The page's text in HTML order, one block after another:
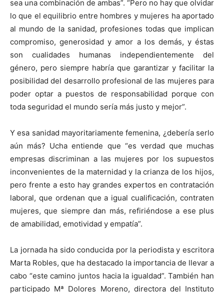
sea una combinación de ambas”. “Pero no hay que olvidar
lo que el equilibrio entre hombres y mujeres ha aportado
al mundo de la sanidad, profesiones todas que implican
compromiso, generosidad y amor a los demás, y éstas
son cualidades humanas independientemente del
género, pero siempre habría que garantizar y facilitar la
posibilidad del desarrollo profesional de las mujeres para
poder optar a puestos de responsabilidad porque con
toda seguridad el mundo sería más justo y mejor”.
Y esa sanidad mayoritariamente femenina, ¿debería serlo
aún más? Ucha entiende que “es verdad que muchas
empresas discriminan a las mujeres por los supuestos
inconvenientes de la maternidad y la crianza de los hijos,
pero frente a esto hay grandes expertos en contratación
laboral, que ordenan que a igual cualificación, contraten
mujeres, que siempre dan más, refiriéndose a ese plus
de amabilidad, emotividad y empatía”.
La jornada ha sido conducida por la periodista y escritora
Marta Robles, que ha destacado la importancia de llevar a
cabo “este camino juntos hacia la igualdad”. También han
participado Mª Dolores Moreno, directora del Instituto